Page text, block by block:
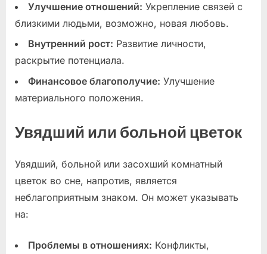
Улучшение отношений: Укрепление связей с
близкими людьми, возможно, новая любовь.
Внутренний рост: Развитие личности,
раскрытие потенциала.
Финансовое благополучие: Улучшение
материального положения.
Увядший или больной цветок
Увядший, больной или засохший комнатный
цветок во сне, напротив, является
неблагоприятным знаком. Он может указывать
на:
Проблемы в отношениях: Конфликты,